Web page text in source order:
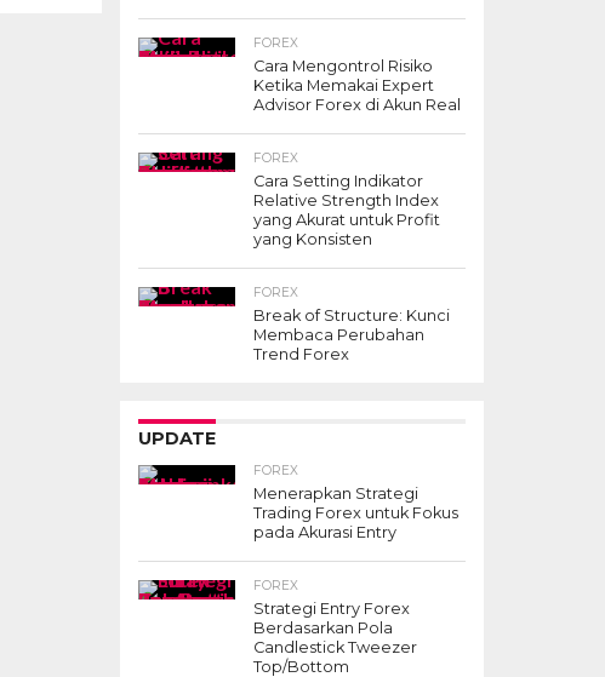
FOREX
Cara Mengontrol Risiko
Ketika Memakai Expert
Advisor Forex di Akun Real
FOREX
Cara Setting Indikator
Relative Strength Index
yang Akurat untuk Profit
yang Konsisten
FOREX
Break of Structure: Kunci
Membaca Perubahan
Trend Forex
UPDATE
FOREX
Menerapkan Strategi
Trading Forex untuk Fokus
pada Akurasi Entry
FOREX
Strategi Entry Forex
Berdasarkan Pola
Candlestick Tweezer
Top/Bottom